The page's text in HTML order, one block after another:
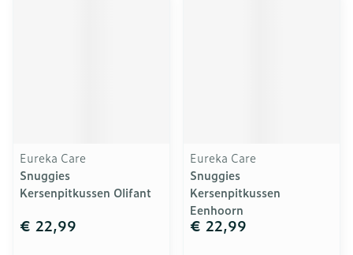
Eureka Care
Snuggies
Kersenpitkussen Olifant
€ 22,99
Eureka Care
Snuggies
Kersenpitkussen
Eenhoorn
€ 22,99